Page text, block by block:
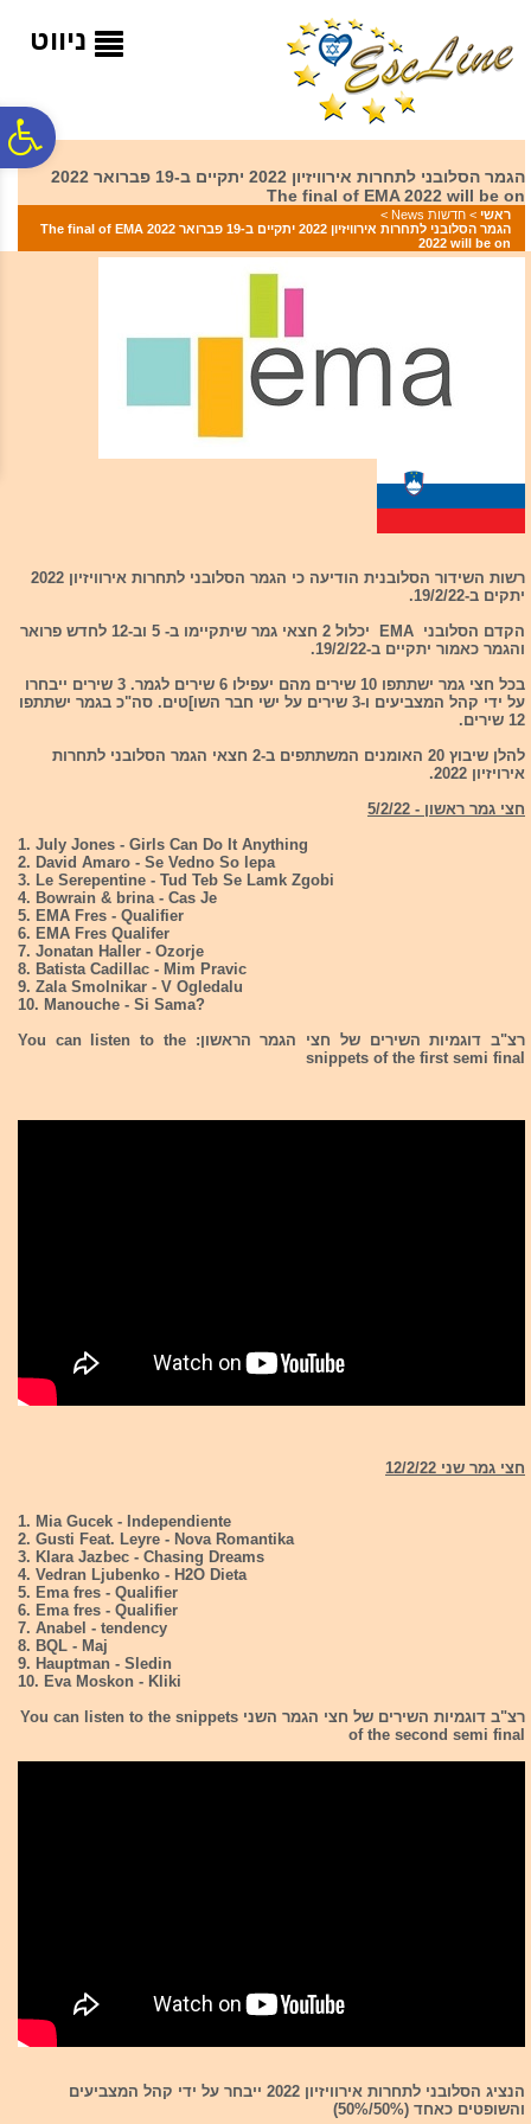
המרכזי
ניווט
הגמר הסלובני לתחרות אירוויזיון 2022 יתקיים ב-19 פברואר 2022
The final of EMA 2022 will be on
ראשי > חדשות News
>
הגמר הסלובני לתחרות אירוויזיון 2022 יתקיים ב-19 פברואר 2022 The final of EMA
2022 will be on
רשות השידור הסלובנית הודיעה כי הגמר הסלובני לתחרות אירוויזיון 2022
יתקים ב-19/2/22.
הקדם הסלובני EMA יכלול 2 חצאי גמר שיתקיימו ב- 5 וב-12 לחדש פרואר
והגמר כאמור יתקיים ב-19/2/22.
בכל חצי גמר ישתתפו 10 שירים מהם יעפילו 6 שירים לגמר. 3 שירים ייבחרו
על ידי קהל המצביעים ו-3 שירים על ישי חבר השו]טים. סה"כ בגמר ישתתפו
12 שירים.
להלן שיבוץ 20 האומנים המשתתפים ב-2 חצאי הגמר הסלובני לתחרות
אירויזיון 2022.
חצי גמר ראשון - 5/2/22
1. July Jones - Girls Can Do It Anything
2. David Amaro - Se Vedno So lepa
3. Le Serepentine - Tud Teb Se Lamk Zgobi
4. Bowrain & brina - Cas Je
5. EMA Fres - Qualifier
6. EMA Fres Qualifer
7. Jonatan Haller - Ozorje
8. Batista Cadillac - Mim Pravic
9. Zala Smolnikar - V Ogledalu
10. Manouche - Si Sama?
רצ"ב דוגמיות השירים של חצי הגמר הראשון: You can listen to the
snippets of the first semi final
חצי גמר שני 12/2/22
1. Mia Gucek - Independiente
2. Gusti Feat. Leyre - Nova Romantika
3. Klara Jazbec - Chasing Dreams
4. Vedran Ljubenko - H2O Dieta
5. Ema fres - Qualifier
6. Ema fres - Qualifier
7. Anabel - tendency
8. BQL - Maj
9. Hauptman - Sledin
10. Eva Moskon - Kliki
רצ"ב דוגמיות השירים של חצי הגמר השני You can listen to the snippets
of the second semi final
הנציג הסלובני לתחרות אירוויזיון 2022 ייבחר על ידי קהל המצביעים
והשופטים כאחד (50%/50%)